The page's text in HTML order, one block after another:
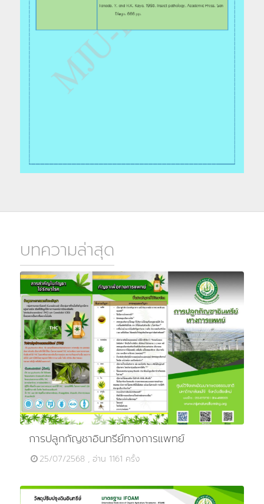
บทความล่าสุด
การปลูกกัญชาอินทรีย์ทางการแพทย์
25/07/2568 , อ่าน 1161 ครั้ง